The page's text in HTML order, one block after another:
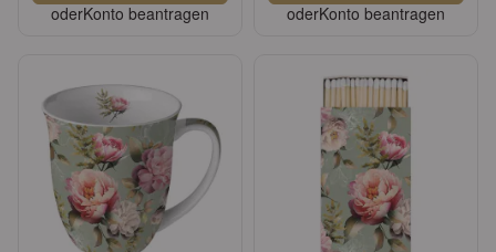
oderKonto beantragen oderKonto beantragen